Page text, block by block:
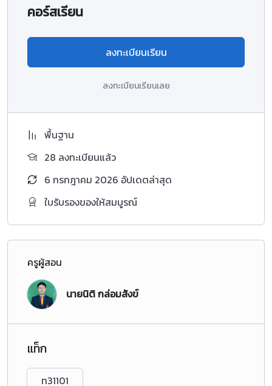
คอร์สเรียน
ลงทะเบียนเรียน
ลงทะเบียนเรียนเลย
พื้นฐาน
28 ลงทะเบียนแล้ว
6 กรกฎาคม 2026 อัปเดตล่าสุด
ใบรับรองของให้สมบูรณ์
ครูผู้สอน
นายนิติ กล่อมสังข์
แท็ก
ท31101